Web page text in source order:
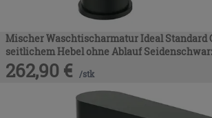
Mischer Waschtischarmatur Ideal Standard
seitlichem Hebel ohne Ablauf
262,90 € /stk